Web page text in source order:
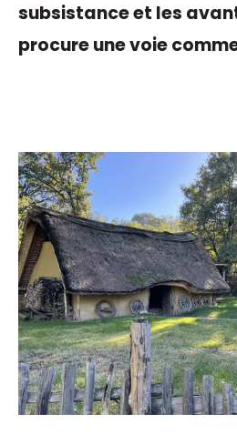
subsistance et les
procure une voie